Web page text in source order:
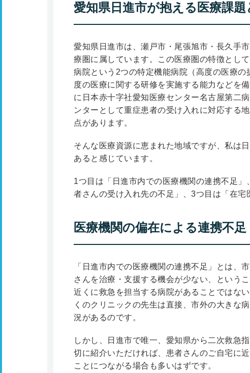
愛知県日進市が抱える医療課題
愛知県日進市は、瀬戸市・尾張旭市・長久手
療圏に属しています。この医療圏の特徴とし
病院という2つの特定機能病院（高度の医療
度の医療に関する研修を実施する能力などを
に日本赤十字社愛知医療センター名古屋第二
ンターとして重症患者の受け入れに対応する
点があります。
そんな医療資源に恵まれた地域ですが、私は
あると感じています。
1つ目は「日進市内での医療機関の連携不足
者さんの受け入れ先の不足」、3つ目は「在宅
医療機関の偏在による連携不足
「日進市内での医療機関の連携不足」とは、
さんを治療・支援する機会が少ない、という
近くに救急を担当する病院があることではな
くのクリニックの先生は直接、市外の大きな
況があるのです。
しかし、日進市で唯一、愛知県から二次救急
切に紹介いただければ、患者さんのご自宅に
ことにつながる場合も多いはずです。